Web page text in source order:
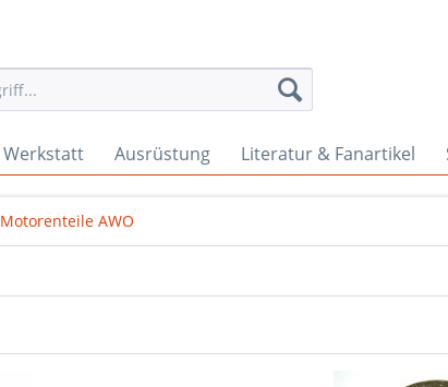
Werkstatt Ausrüstung Literatur & Fanartikel
Motorenteile AWO